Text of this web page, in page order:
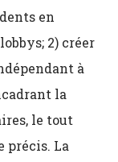
en
2) créer
à
la
le tout
précis. La